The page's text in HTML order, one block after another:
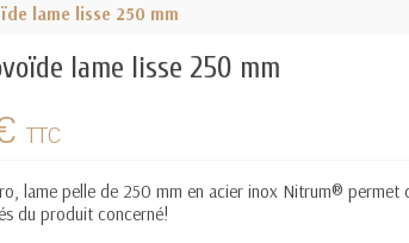
lame lisse 250 mm
lame lisse 250 mm
TTC
lame pelle de 250 mm en acier inox Nitrum®
du produit concerné!